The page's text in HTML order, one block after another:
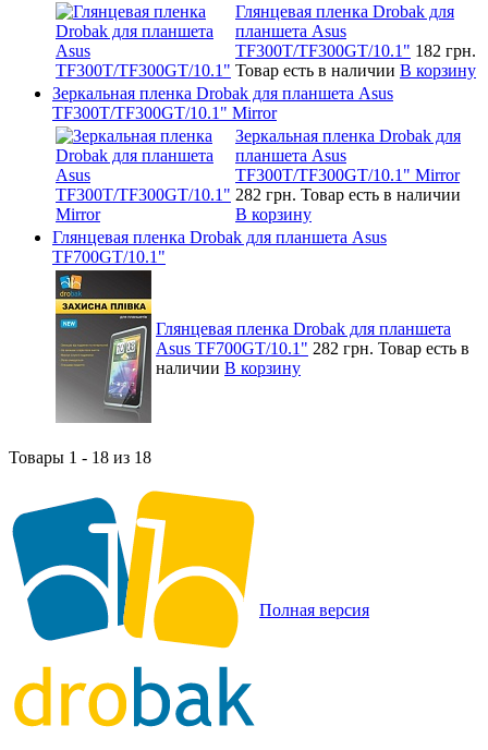
Глянцевая пленка Drobak для
планшета Asus
TF300T/TF300GT/10.1" 182 грн.
Товар есть в наличии В корзину
Зеркальная пленка Drobak для планшета Asus
TF300T/TF300GT/10.1" Mirror
Зеркальная пленка Drobak для
планшета Asus
TF300T/TF300GT/10.1" Mirror
282 грн. Товар есть в наличии
В корзину
Глянцевая пленка Drobak для планшета Asus
TF700GT/10.1"
Глянцевая пленка Drobak для планшета
Asus TF700GT/10.1" 282 грн. Товар есть в
наличии В корзину
Товары 1 - 18 из 18
Полная версия